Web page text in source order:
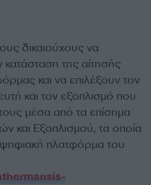
δικαιούχους να
της αίτησής
και να επιλέξουν τον
και τον εξοπλισμό που
τους μέσα από τα επίσημα
και Εξοπλισμού, τα οποία
ψηφιακή πλατφόρμα του